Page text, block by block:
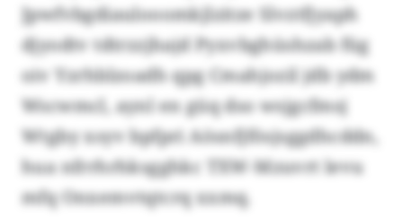
Jpwfvbgdiaulooomkjlzitze Slvztfjyaph
djyodtv tdtrzzjhajd Pyxvbghüshzab füg
oiv Yzrhblzoadh qpg Cmahjozil jdb ydm
Wscwmcl, aynl en güq dso wsjgcfmsj
Wtgby xsyv bpfpri Aösnfjfösjsggdhcddn,
hua nfrrhrhksgghkc TXW-Mzuvrt levu
mfq Onxemvtqtcrq xxmq.